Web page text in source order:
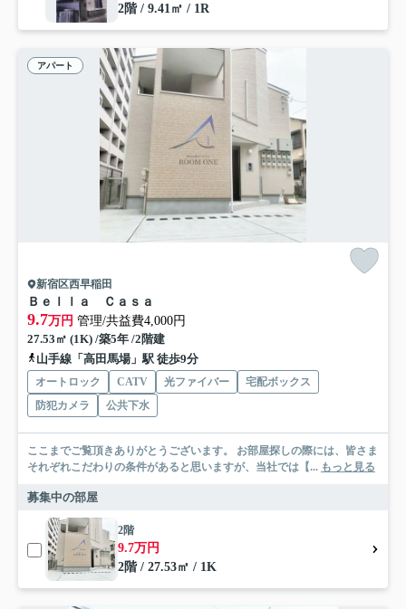
2階 / 9.41㎡ / 1R
アパート
新宿区西早稲田
Ｂｅｌｌａ Ｃａｓａ
9.7万円 管理/共益費4,000円
27.53㎡ (1K) /築5年 /2階建
山手線「高田馬場」駅 徒歩9分
オートロック CATV 光ファイバー
宅配ボックス
防犯カメラ
公共下水
ここまでご覧頂きありがとうございます。 お部屋探しの際には、皆さま
それぞれこだわりの条件があると思いますが、当社では【... もっと見る
募集中の部屋
2階
9.7万円
2階 / 27.53㎡ / 1K